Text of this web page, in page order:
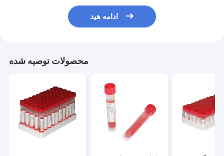
ادامه هید
محصولات توصیه شده